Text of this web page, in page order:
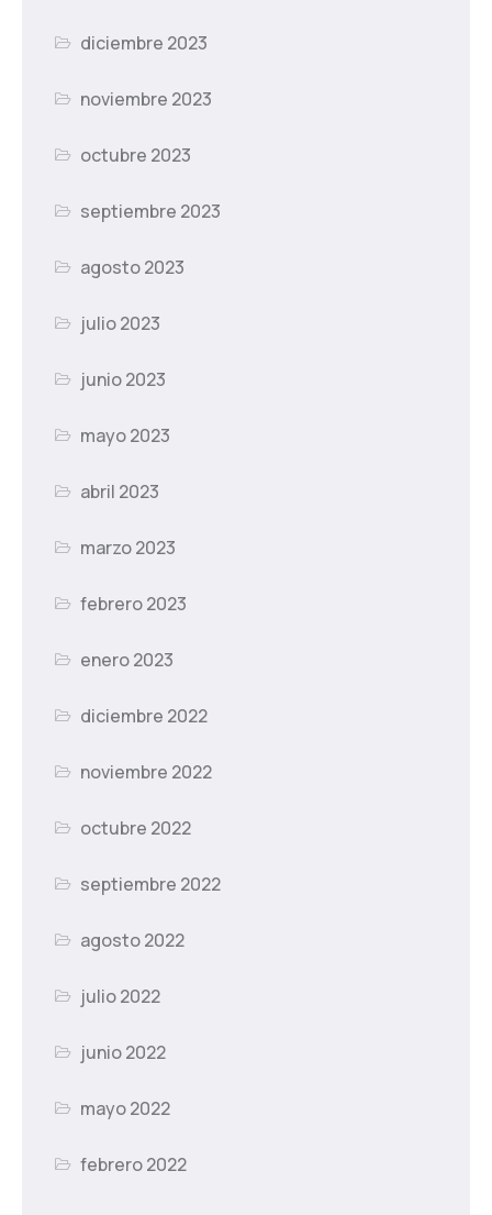
diciembre 2023
noviembre 2023
octubre 2023
septiembre 2023
agosto 2023
julio 2023
junio 2023
mayo 2023
abril 2023
marzo 2023
febrero 2023
enero 2023
diciembre 2022
noviembre 2022
octubre 2022
septiembre 2022
agosto 2022
julio 2022
junio 2022
mayo 2022
febrero 2022